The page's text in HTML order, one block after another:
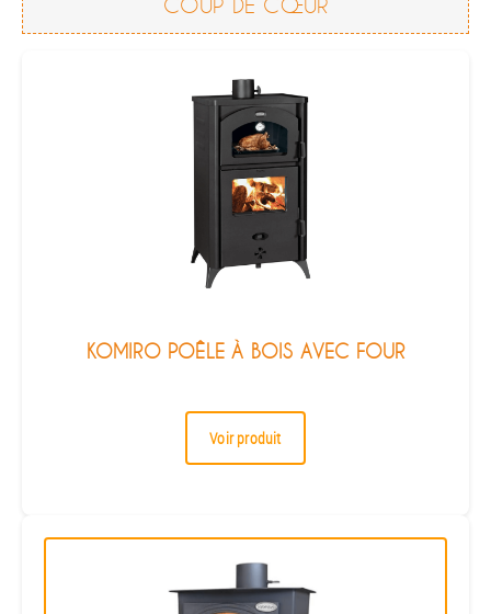
KOMIRO POÊLE À BOIS AVEC FOUR
Voir produit